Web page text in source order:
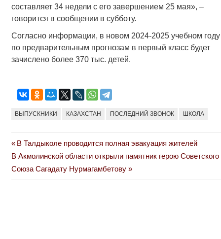
составляет 34 недели с его завершением 25 мая», –
говорится в сообщении в субботу.
Согласно информации, в новом 2024-2025 учебном году
по предварительным прогнозам в первый класс будет
зачислено более 370 тыс. детей.
ВЫПУСКНИКИ КАЗАХСТАН ПОСЛЕДНИЙ ЗВОНОК ШКОЛА
Навигация
по
Previous
Post:
В Талдыколе проводится полная эвакуация жителей
Next
Post:
В Акмолинской области открыли памятник герою Советского
Союза Сагадату Нурмагамбетову